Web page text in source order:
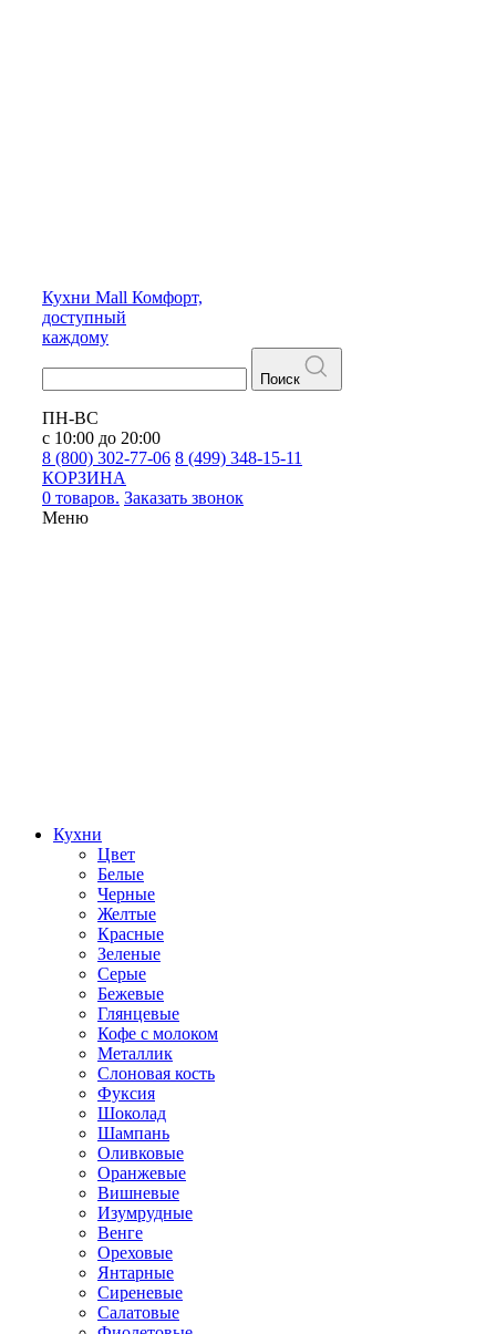
Кухни Mall Комфорт,
доступный
каждому
Поиск
ПН-ВС
с 10:00 до 20:00
8 (800) 302-77-06 8 (499) 348-15-11
КОРЗИНА
0 товаров. Заказать звонок
Меню
Кухни
Цвет
Белые
Черные
Желтые
Красные
Зеленые
Серые
Бежевые
Глянцевые
Кофе с молоком
Металлик
Слоновая кость
Фуксия
Шоколад
Шампань
Оливковые
Оранжевые
Вишневые
Изумрудные
Венге
Ореховые
Янтарные
Сиреневые
Салатовые